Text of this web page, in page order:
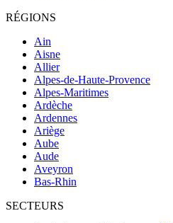
RÉGIONS
Ain
Aisne
Allier
Alpes-de-Haute-Provence
Alpes-Maritimes
Ardèche
Ardennes
Ariège
Aube
Aude
Aveyron
Bas-Rhin
SECTEURS